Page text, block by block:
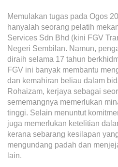
Sustainability Overview
Policies & Guidelines
Standards and
Respecting Human
Protecting the
Health & Safety
Traceability & Supply
Memulakan tugas pada Ogos
hanyalah seorang pelatih
Services Sdn Bhd (kini FGV
Negeri Sembilan. Namun,
diraih selama 17 tahun
FGV ini banyak membantu
dan kemahiran beliau dalam
Rohaizam, kerjaya sebagai
sememangnya memerlukan
tinggi. Selain menuntut
juga memerlukan ketelitian
kerana sebarang kesilapan
mengundang padah dan
lain.